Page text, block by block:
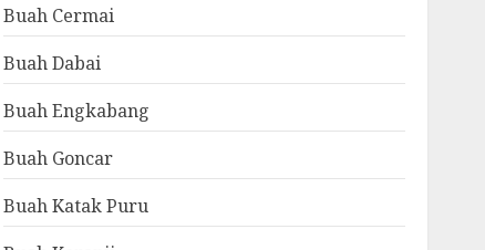
Buah Cermai
Buah Dabai
Buah Engkabang
Buah Goncar
Buah Katak Puru